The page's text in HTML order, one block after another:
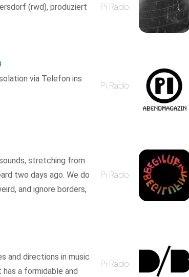
(rwd), produziert
Pi Radio
via Telefon ins
Pi Radio
stretching from
two days ago. We do
and ignore borders,
Pi Radio
and directions in music
a formidable and
Pi Radio